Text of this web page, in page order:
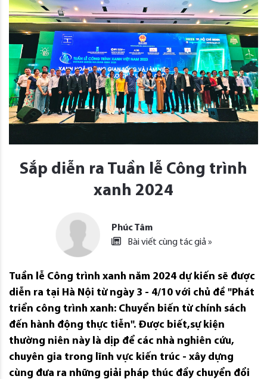
Sắp diễn ra Tuần lễ Công trình
xanh 2024
Phúc Tâm
Bài viết cùng tác giả »
Tuần lễ Công trình xanh năm 2024 dự kiến sẽ được
diễn ra tại Hà Nội từ ngày 3 - 4/10 với chủ đề "Phát
triển công trình xanh: Chuyển biến từ chính sách
đến hành động thực tiễn". Được biết,sự kiện
thường niên này là dịp để các nhà nghiên cứu,
chuyên gia trong lĩnh vực kiến trúc - xây dựng
cùng đưa ra những giải pháp thúc đẩy chuyển đổi